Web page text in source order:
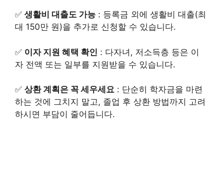
✅ 생활비 대출도 가능 : 등록금 외에 생활비 대출(최
대 150만 원)을 추가로 신청할 수 있습니다.
✅ 이자 지원 혜택 확인 : 다자녀, 저소득층 등은 이
자 전액 또는 일부를 지원받을 수 있습니다.
✅ 상환 계획은 꼭 세우세요 : 단순히 학자금을 마련
하는 것에 그치지 말고, 졸업 후 상환 방법까지 고려
하시면 부담이 줄어듭니다.